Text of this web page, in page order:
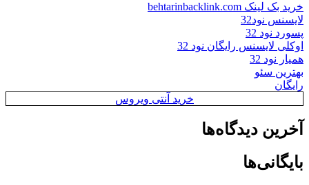
خرید بک لینک behtarinbacklink.com
لایسنس نود32
پسورد نود 32
اوکلی لایسنس رایگان نود 32
همیار نود 32
بهترین سئو
رایگان
خرید آنتی ویروس
آخرین دیدگاه‌ها
بایگانی‌ها